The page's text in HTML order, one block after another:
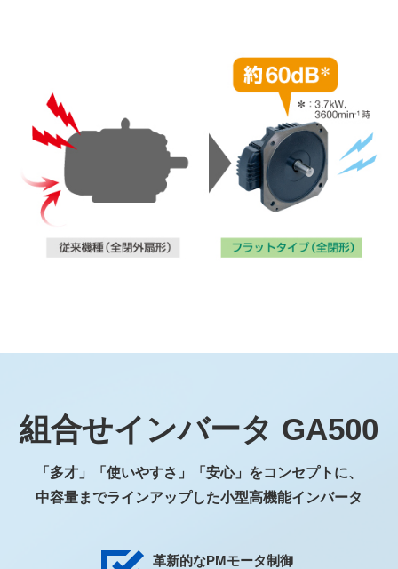
組合せインバータ GA500
「多才」「使いやすさ」「安心」をコンセプトに、
中容量までラインアップした小型高機能インバータ
革新的なPMモータ制御